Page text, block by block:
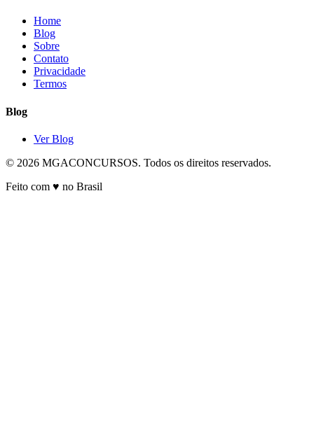
Home
Blog
Sobre
Contato
Privacidade
Termos
Blog
Ver Blog
© 2026 MGACONCURSOS. Todos os direitos reservados.
Feito com ♥ no Brasil